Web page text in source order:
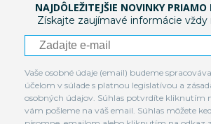
NAJDÔLEŽITEJŠIE NOVINKY
Získajte zaujímavé informácie
Vaše osobné údaje (email) budeme
účelom v súlade s platnou legislatívou a
osobných údajov. Súhlas potvrdíte kliknutím
vám pošleme na váš email. Súhlas môžete